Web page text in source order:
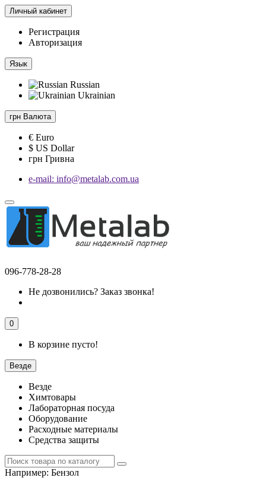
Личный кабинет
Регистрация
Авторизация
Язык
Russian
Ukrainian
грн Валюта
€ Euro
$ US Dollar
грн Гривна
e-mail: info@metalab.com.ua
096-778-28-28
Не дозвонились? Заказ звонка!
0
В корзине пусто!
Везде
Везде
Химтовары
Лабораторная посуда
Оборудование
Расходные материалы
Средства защиты
Например: Бензол